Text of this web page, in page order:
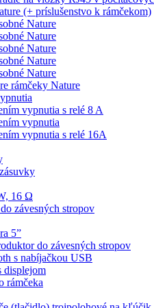
(+ príslušenstvo k rámčekom)
Nature
Nature
Nature
Nature
Nature
rámčeky Nature
vypnutia s relé 8 A
vypnutia
vypnutia s relé 16A
16 Ω
závesných stropov
5”
do závesných stropov
s nabíjačkou USB
displejom
rámčeka